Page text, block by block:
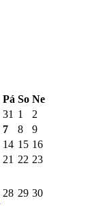
Pá So Ne
31 1
2
7 8
9
14 15 16
21 22 23
28 29 30